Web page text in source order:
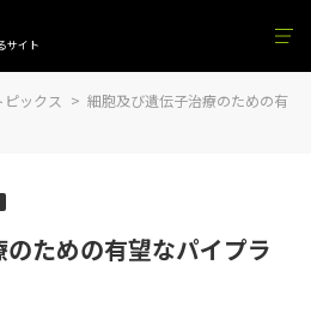
サイト
ピックス
細胞及び遺伝子治療のための有
ための有望なパイプラ